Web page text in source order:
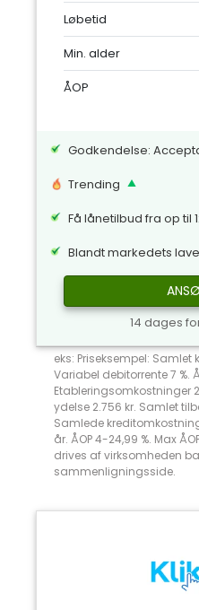
Løbetid
Min. alder
ÅOP
Godkendelse:
Trending
Få lånetilbud fra op til
Blandt markedets
14 dages
eks: Priseksempel: Samlet
Variabel debitorrente 7 %.
Etableringsomkostninger
ydelse 2.756 kr. Samlet
Samlede
år. ÅOP 4-24,99 %. Max
drives af virksomheden
sammenligningsside.